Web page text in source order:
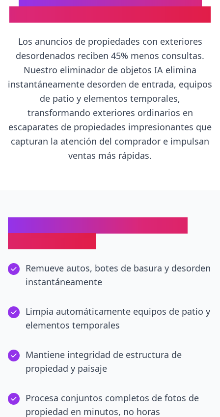
Los anuncios de propiedades con exteriores
desordenados reciben 45% menos consultas.
Nuestro eliminador de objetos IA elimina
instantáneamente desorden de entrada, equipos
de patio y elementos temporales,
transformando exteriores ordinarios en
escaparates de propiedades impresionantes que
capturan la atención del comprador e impulsan
ventas más rápidas.
Remueve autos, botes de basura y desorden
instantáneamente
Limpia automáticamente equipos de patio y
elementos temporales
Mantiene integridad de estructura de
propiedad y paisaje
Procesa conjuntos completos de fotos de
propiedad en minutos, no horas